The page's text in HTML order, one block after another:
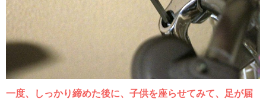
一度、しっかり締めた後に、子供を座らせてみて、足が届